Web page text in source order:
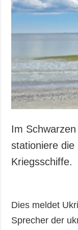
Im
stationiere die
Kriegsschiffe.
Dies meldet
Sprecher der